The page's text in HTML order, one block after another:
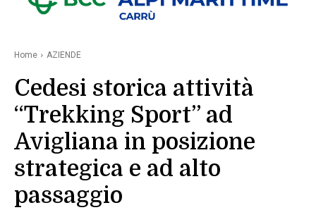
Home AZIENDE
Cedesi storica attività
“Trekking Sport” ad
Avigliana in posizione
strategica e ad alto
passaggio